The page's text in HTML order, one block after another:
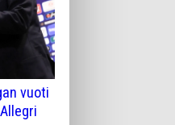
vuoti